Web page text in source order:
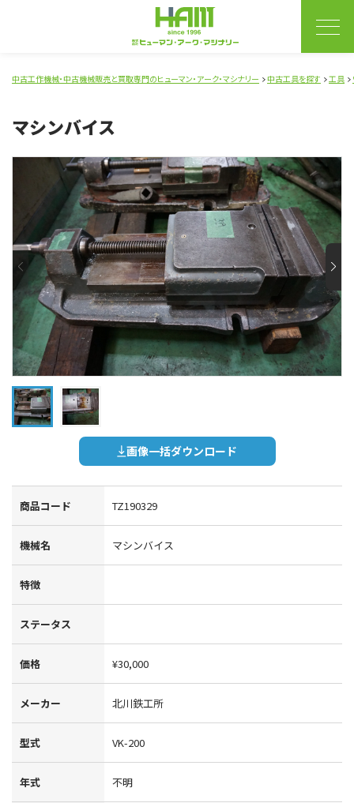
中古工作機械・中古機械販売と買取専門のヒューマン・アーク・マシナリー 中古工具を探す 工具
マシンバイス
画像一括ダウンロード
商品コード TZ190329
機械名 マシンバイス
特徴
ステータス
価格 ¥30,000
メーカー 北川鉄工所
型式 VK-200
年式 不明